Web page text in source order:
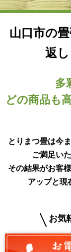
山口市の
返
多
どの商品も
とりまつ畳は今
ご満足い
その結果がお客
アップと現
お気